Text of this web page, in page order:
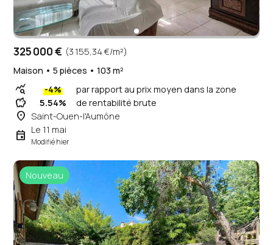
325 000 € (3 155,34 €/m²)
Maison • 5 pièces • 103 m²
query_stats -4% par rapport au prix moyen dans la zone
savings 5.54% de rentabilité brute
place Saint-Ouen-l'Aumône
event Le 11 mai
Modifié hier
Nouveau